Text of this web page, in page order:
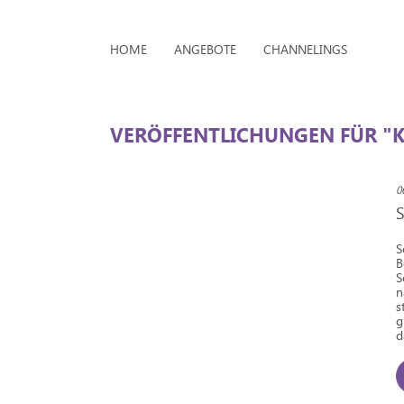
HOME ANGEBOTE CHANNELINGS
VERÖFFENTLICHUNGEN FÜR